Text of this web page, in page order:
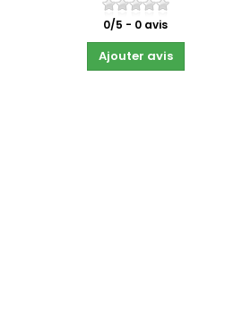
0/5 - 0 avis
Ajouter avis